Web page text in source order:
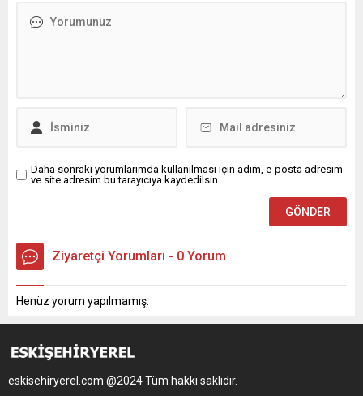
Daha sonraki yorumlarımda kullanılması için adım, e-posta adresim
ve site adresim bu tarayıcıya kaydedilsin.
Ziyaretçi Yorumları - 0 Yorum
Henüz yorum yapılmamış.
eskisehiryerel.com @2024 Tüm hakkı saklıdır.